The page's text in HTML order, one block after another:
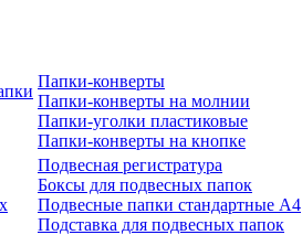
Папки-конверты
Папки-конверты на молнии
Папки-уголки пластиковые
Папки-конверты на кнопке
Подвесная регистратура
Боксы для подвесных папок
Подвесные папки стандартные А4
Подставка для подвесных папок